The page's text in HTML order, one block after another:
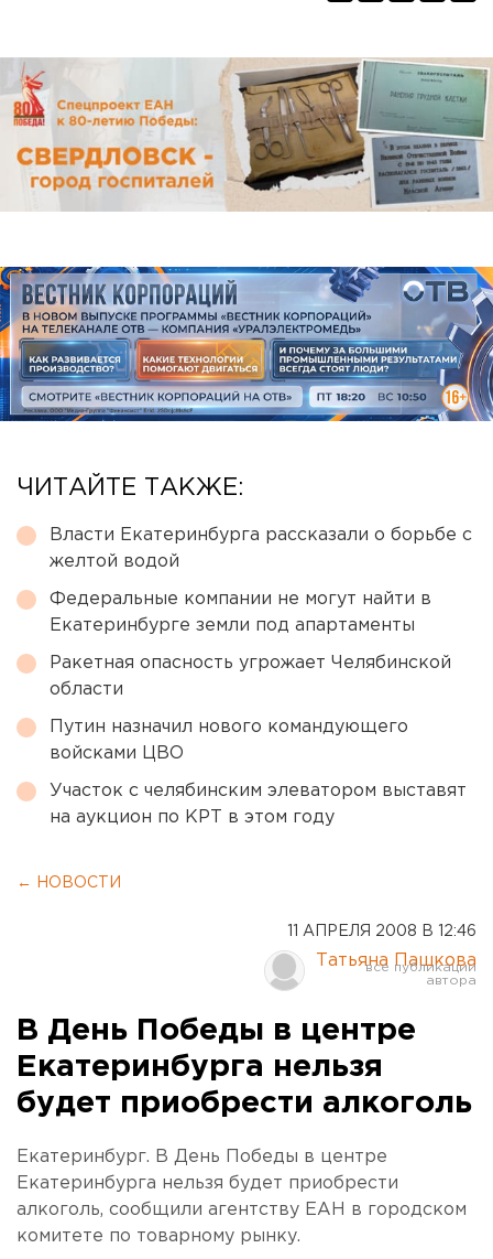
ЧИТАЙТЕ ТАКЖЕ:
Власти Екатеринбурга рассказали о борьбе с
желтой водой
Федеральные компании не могут найти в
Екатеринбурге земли под апартаменты
Ракетная опасность угрожает Челябинской
области
Путин назначил нового командующего
войсками ЦВО
Участок с челябинским элеватором выставят
на аукцион по КРТ в этом году
← НОВОСТИ
11 АПРЕЛЯ 2008 В 12:46
Татьяна Пашкова
В День Победы в центре
Екатеринбурга нельзя
будет приобрести алкоголь
Екатеринбург. В День Победы в центре
Екатеринбурга нельзя будет приобрести
алкоголь, сообщили агентству ЕАН в городском
комитете по товарному рынку.